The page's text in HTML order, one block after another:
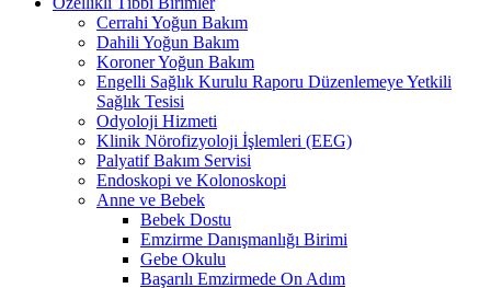
Cerrahi Yoğun Bakım
Dahili Yoğun Bakım
Koroner Yoğun Bakım
Engelli Sağlık Kurulu Raporu Düzenlemeye Yetkili
Sağlık Tesisi
Odyoloji Hizmeti
Klinik Nörofizyoloji İşlemleri (EEG)
Palyatif Bakım Servisi
Endoskopi ve Kolonoskopi
Anne ve Bebek
Bebek Dostu
Emzirme Danışmanlığı Birimi
Gebe Okulu
Başarılı Emzirmede On Adım